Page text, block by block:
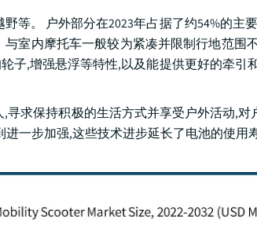
等。 户外部分在2023年占据了约54%的主
室内摩托车一般较为紧凑并限制行地范围
子,增强悬浮等特性,以及能提供更好的牵引
求保持积极的生活方式并享受户外活动,
一步加强,这些技术进步延长了电池的使用